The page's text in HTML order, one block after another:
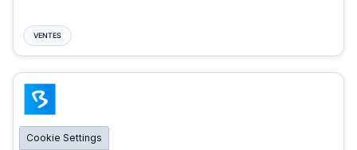
VENTES
BIGMARKER
Cookie Settings